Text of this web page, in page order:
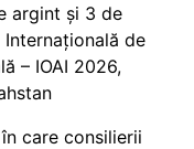
argint și 3 de
de
– IOAI 2026,
care consilierii